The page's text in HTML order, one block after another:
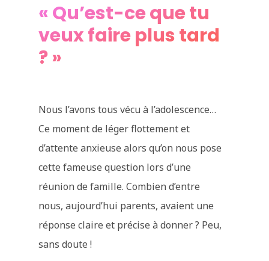
« Qu’est-ce que tu
veux faire plus tard
? »
Nous l’avons tous vécu à l’adolescence…
Ce moment de léger flottement et
d’attente anxieuse alors qu’on nous pose
cette fameuse question lors d’une
réunion de famille. Combien d’entre
nous, aujourd’hui parents, avaient une
réponse claire et précise à donner ? Peu,
sans doute !